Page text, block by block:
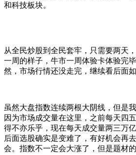
和科技板块。
从全民炒股到全民套牢，只需要两天
一周的样子，牛市一周体验卡体验完
然，市场行情还没走完，继续看后面如
虽然大盘指数连续两根大阴线，但是
因为市场成交量在这里，之前每天四
得不亦乐乎，现在每天成交量两三万
后面选股确实是变难了，有好机会再
会。指数不一定会大涨了，但是题材